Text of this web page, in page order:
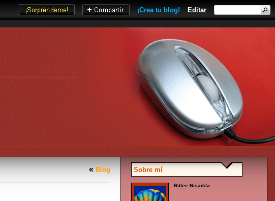
Editar
¡Crea tu blog!
« Blog Sobre mí
Rittee Nisaikla